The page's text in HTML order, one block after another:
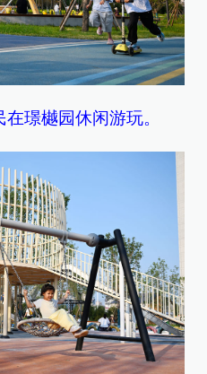
璟樾园休闲游玩。